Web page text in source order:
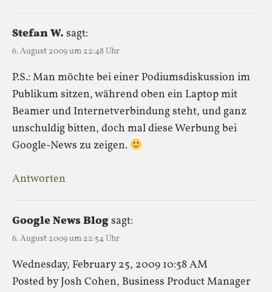
Stefan W. sagt:
6. August 2009 um 22:48 Uhr
P.S.: Man möchte bei einer Podiumsdiskussion im
Publikum sitzen, während oben ein Laptop mit
Beamer und Internetverbindung steht, und ganz
unschuldig bitten, doch mal diese Werbung bei
Google-News zu zeigen.
Antworten
Google News Blogsagt:
6. August 2009 um 22:54 Uhr
Wednesday, February 25, 2009 10:58 AM
Posted by Josh Cohen, Business Product Manager